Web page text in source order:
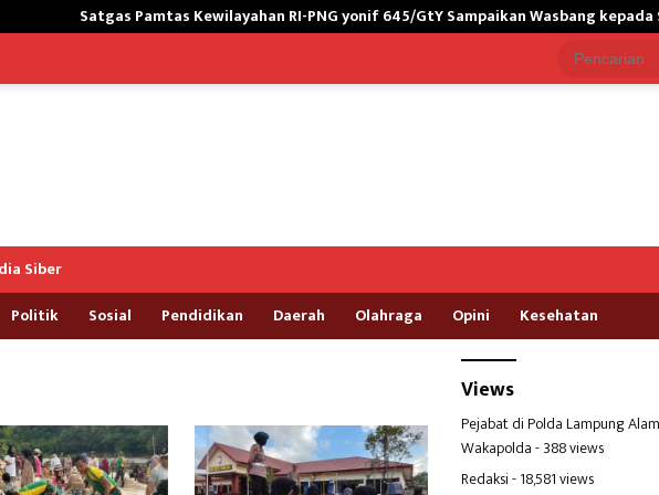
Pamtas Kewilayahan RI-PNG yonif 645/GtY Sampaikan Wasbang kepada Siswa SDN
Siber
Politik Sosial Pendidikan Daerah Olahraga Opini Kesehatan
Views
Pejabat di Polda Lampung
Wakapolda- 388 views
Redaksi- 18,581 views